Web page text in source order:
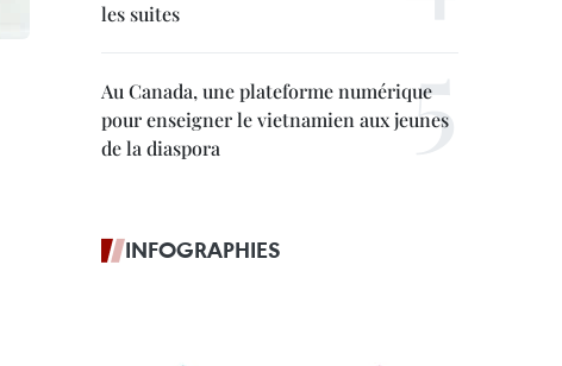
les suites
Au Canada, une plateforme numérique
pour enseigner le vietnamien aux jeunes
de la diaspora
INFOGRAPHIES